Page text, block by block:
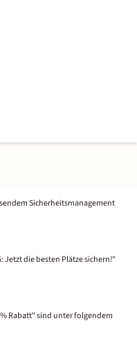
Sicherheitsmanagement
die besten Plätze sichern!"
Rabatt" sind unter folgendem